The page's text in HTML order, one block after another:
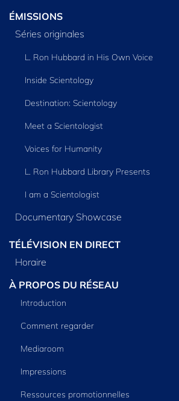
ÉMISSIONS
Séries originales
L. Ron Hubbard in His Own Voice
Inside Scientology
Destination: Scientology
Meet a Scientologist
Voices for Humanity
L. Ron Hubbard Library Presents
I am a Scientologist
Documentary Showcase
TÉLÉVISION EN DIRECT
Horaire
À PROPOS DU RÉSEAU
Introduction
Comment regarder
Mediaroom
Impressions
Ressources promotionnelles